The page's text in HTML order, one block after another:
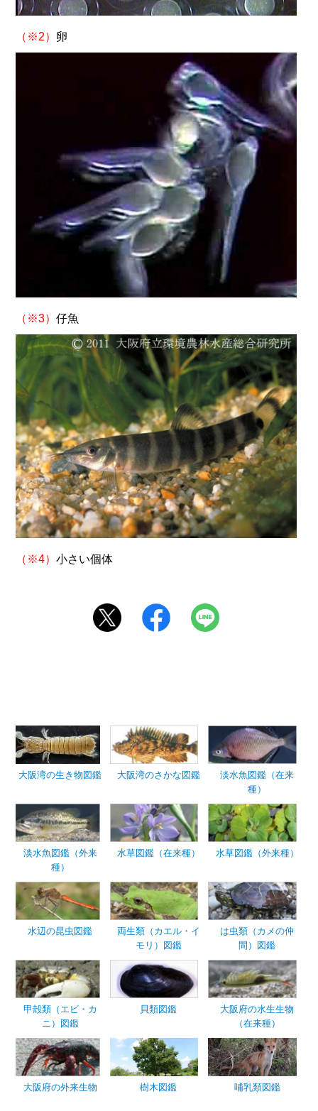
（※2） 卵
（※3）仔魚
（※4）小さい個体
大阪湾の生き物図鑑 大阪湾のさかな図鑑
淡水魚図鑑（在来
種）
淡水魚図鑑（外来
種）
水草図鑑（在来種） 水草図鑑（外来種）
水辺の昆虫図鑑
両生類（カエル・イ
モリ）図鑑
は虫類（カメの仲
間）図鑑
甲殻類（エビ・カ
ニ）図鑑
貝類図鑑
大阪府の水生生物
（在来種）
大阪府の外来生物 樹木図鑑 哺乳類図鑑